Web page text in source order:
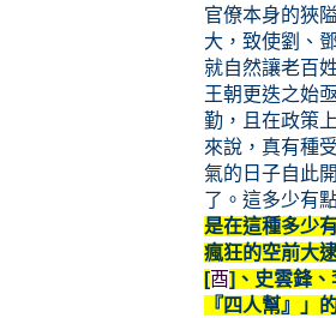
官僚本身的狹
大，致使劉、
就自然讓老百
王朝更迭之始
勤，且在政策
來說，真有種
氣的日子自此
了。這多少有
是在這種多少
瘋狂的空前大
[酉]、史雲鋒
『四人幫』」